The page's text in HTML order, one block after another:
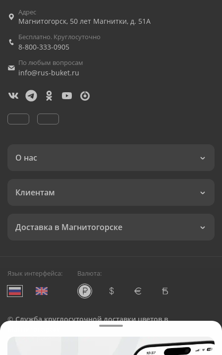
Адрес
Магнитогорск, 50 лет Магнитки, д. 51А
Бесплатно. Круглосуточно
8-800-333-0905
По любым вопросам
info@rus-buket.ru
О нас
Клиентам
Доставка в Магнитогорске
Язык интерфейса: Валюта:
©Служба круглосуточной доставки цветов в
Русский Букет, 2026